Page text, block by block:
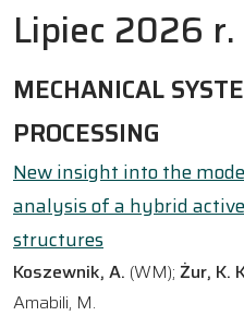
Lipiec 2026 r.
MECHANICAL
PROCESSING
New insight into the
analysis of a hybrid
structures
Koszewnik, A. (WM); Żur, K.
Amabili, M.